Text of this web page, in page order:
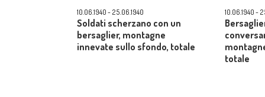
10.06.1940 - 25.06.1940
Soldati scherzano con un
bersaglier, montagne
innevate sullo sfondo, totale
10.06.1940 -
totale